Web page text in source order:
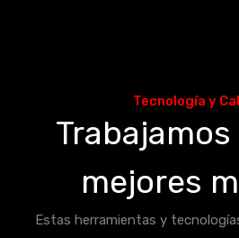
Tecnología y
mejores
Estas herramientas y